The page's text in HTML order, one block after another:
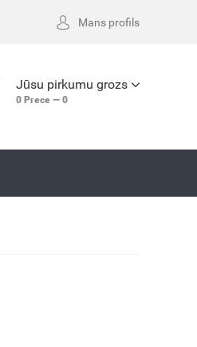
Mans profils
Jūsu pirkumu grozs
0 Prece — 0